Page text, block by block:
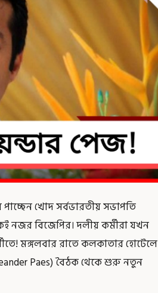
খোদ সর্বভারতীয় সভাপতি
নজর বিজেপির। দলীয় কর্মীরা যখন
মঙ্গলবার রাতে কলকাতার হোটেলে
Paes) বৈঠক থেকে শুরু নতুন